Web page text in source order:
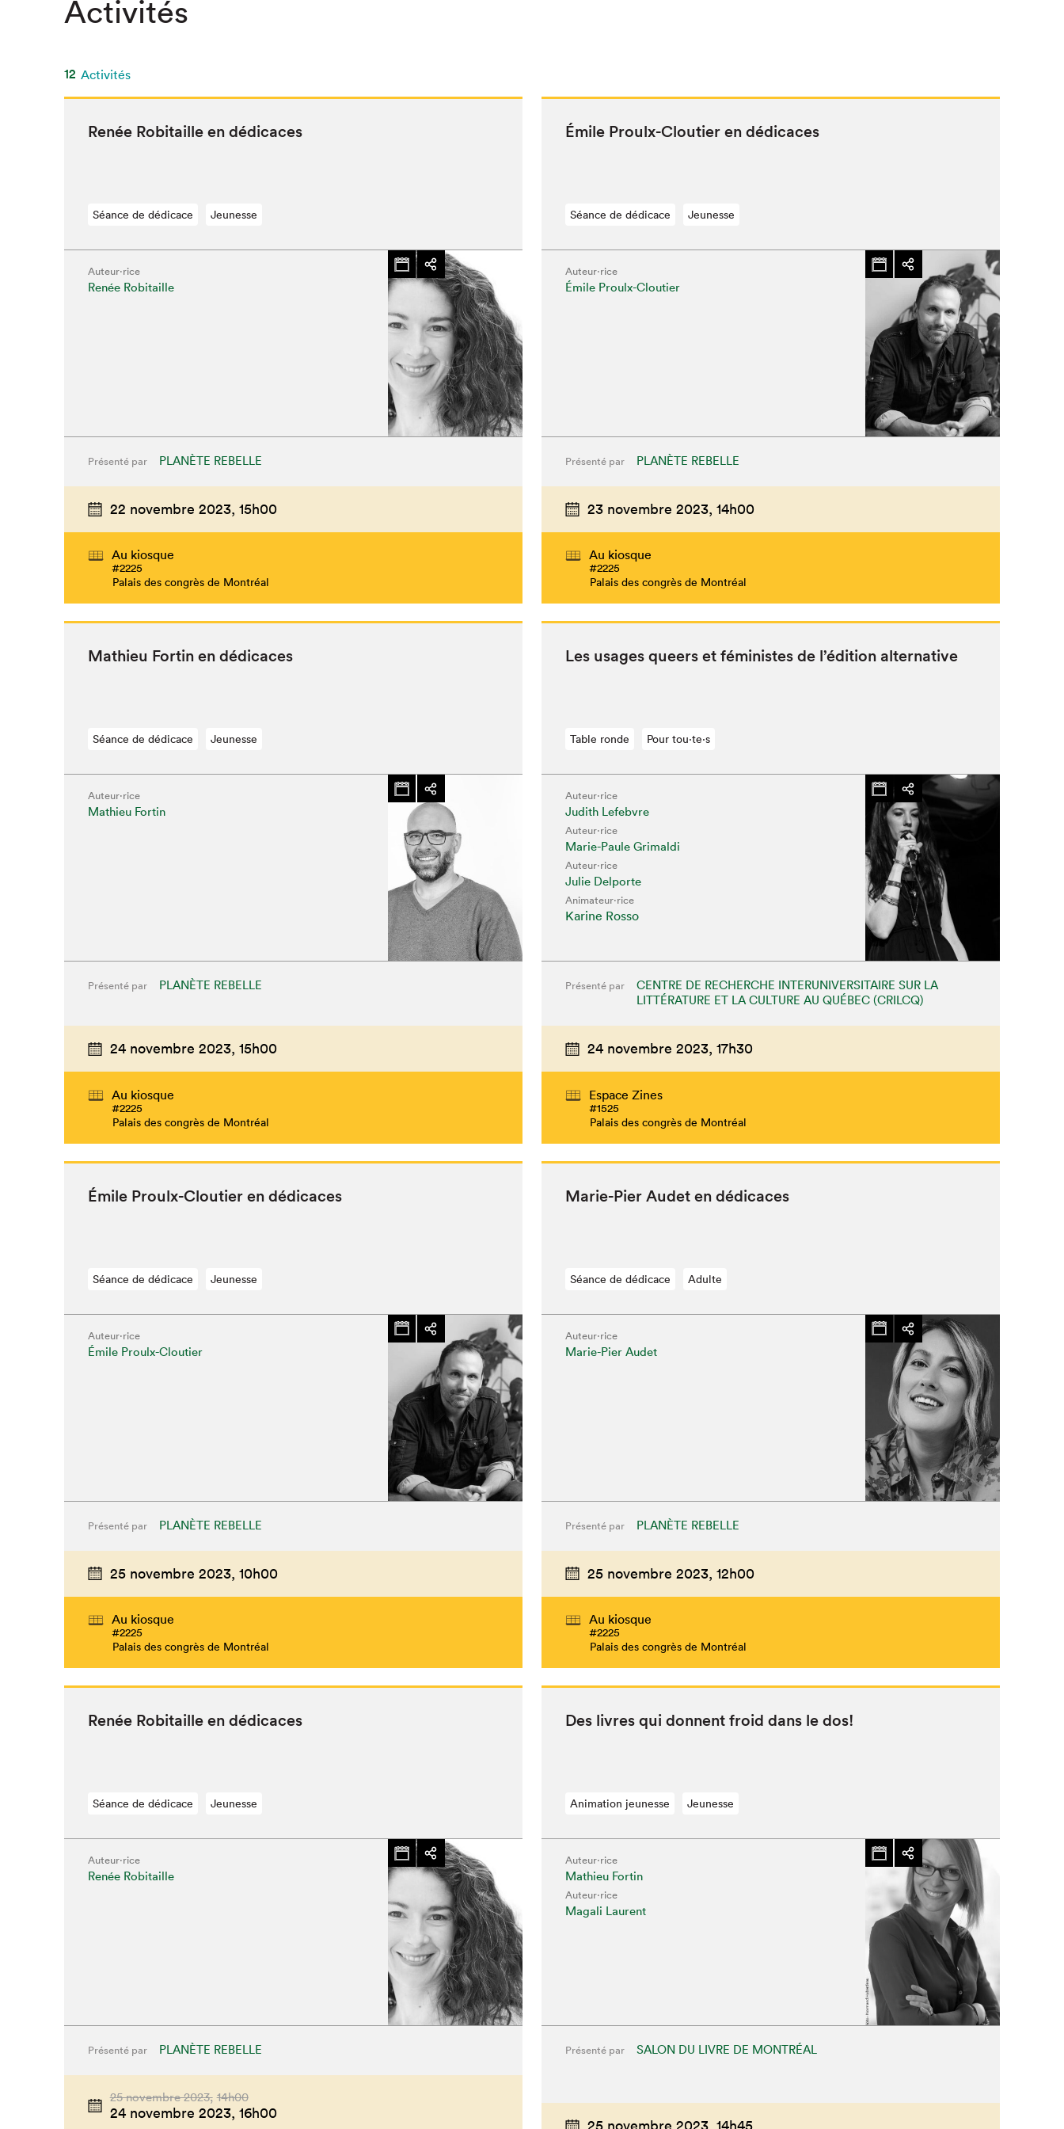
Activités
12 Activités
Renée Robitaille en dédicaces
Séance de dédicace Jeunesse
Auteur·rice
Renée Robitaille
Présenté par PLANÈTE REBELLE
22 novembre 2023, 15h00
Au kiosque
#2225
Palais des congrès de Montréal
Émile Proulx-Clouti­er en dédicaces
Séance de dédicace Jeunesse
Auteur·rice
Émile Proulx-Cloutier
Présenté par PLANÈTE REBELLE
23 novembre 2023, 14h00
Au kiosque
#2225
Palais des congrès de Montréal
Math­ieu Fortin en dédicaces
Séance de dédicace Jeunesse
Auteur·rice
Mathieu Fortin
Présenté par PLANÈTE REBELLE
24 novembre 2023, 15h00
Au kiosque
#2225
Palais des congrès de Montréal
Les usages queers et fémin­istes de l’édi­tion alternative
Table ronde Pour tou⋅te⋅s
Auteur·rice
Judith Lefebvre
Auteur·rice
Marie-Paule Grimaldi
Auteur·rice
Julie Delporte
Animateur⋅rice
Karine Rosso
Présenté par
CENTRE DE RECHERCHE INTERUNIVERSITAIRE SUR LA
LITTÉRATURE ET LA CULTURE AU QUÉBEC (CRILCQ)
24 novembre 2023, 17h30
Espace Zines
#1525
Palais des congrès de Montréal
Émile Proulx-Clouti­er en dédicaces
Séance de dédicace Jeunesse
Auteur·rice
Émile Proulx-Cloutier
Présenté par PLANÈTE REBELLE
25 novembre 2023, 10h00
Au kiosque
#2225
Palais des congrès de Montréal
Marie-Pier Audet en dédicaces
Séance de dédicace Adulte
Auteur·rice
Marie-Pier Audet
Présenté par PLANÈTE REBELLE
25 novembre 2023, 12h00
Au kiosque
#2225
Palais des congrès de Montréal
Renée Robitaille en dédicaces
Séance de dédicace Jeunesse
Auteur·rice
Renée Robitaille
Présenté par PLANÈTE REBELLE
25 novembre 2023, 14h00
24 novembre 2023, 16h00
Des livres qui don­nent froid dans le dos!
Animation jeunesse Jeunesse
Auteur·rice
Mathieu Fortin
Auteur·rice
Magali Laurent
Présenté par SALON DU LIVRE DE MONTRÉAL